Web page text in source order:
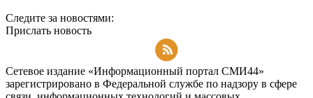
Следите за новостями:
Прислать новость
Сетевое издание «Информационный портал СМИ44»
зарегистрировано в Федеральной службе по надзору в сфере